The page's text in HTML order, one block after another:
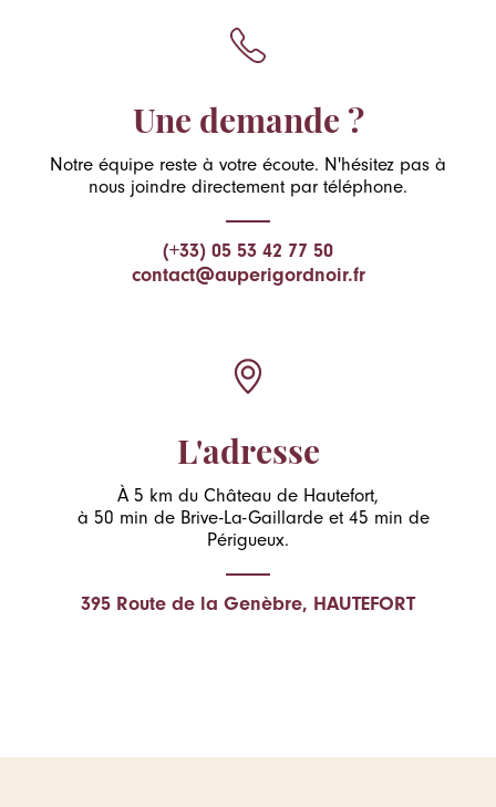
Une demande ?
Notre équipe reste à votre écoute. N'hésitez pas à
nous joindre directement par téléphone.
(+33) 05 53 42 77 50
contact@auperigordnoir.fr
L'adresse
À 5 km du Château de Hautefort,
à 50 min de Brive-La-Gaillarde et 45 min de
Périgueux.
395 Route de la Genèbre, HAUTEFORT